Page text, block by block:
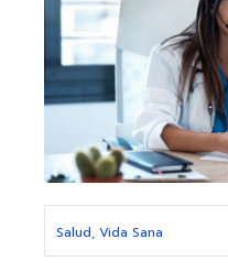
Salud, Vida Sana